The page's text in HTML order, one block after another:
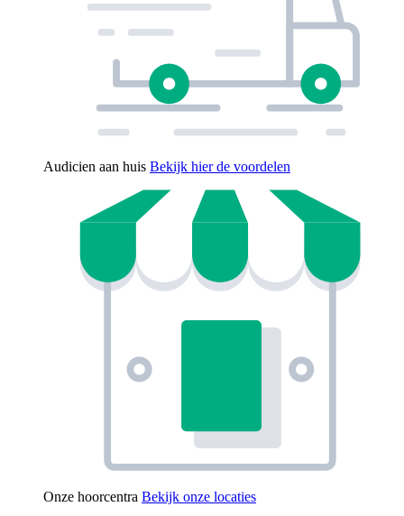
Audicien aan huis Bekijk hier de voordelen
Onze hoorcentra Bekijk onze locaties